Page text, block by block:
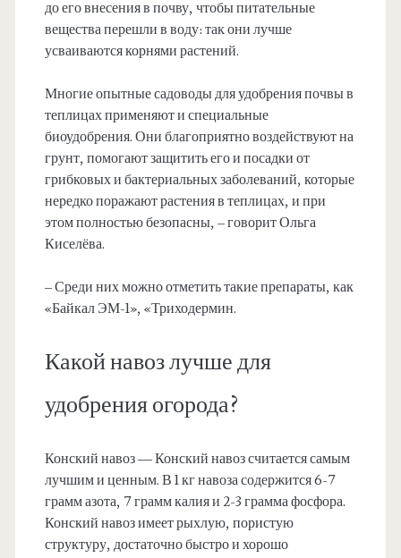
до его внесения в почву, чтобы питательные
вещества перешли в воду: так они лучше
усваиваются корнями растений.
Многие опытные садоводы для удобрения почвы в
теплицах применяют и специальные
биоудобрения. Они благоприятно воздействуют на
грунт, помогают защитить его и посадки от
грибковых и бактериальных заболеваний, которые
нередко поражают растения в теплицах, и при
этом полностью безопасны, – говорит Ольга
Киселёва.
– Среди них можно отметить такие препараты, как
«Байкал ЭМ-1», «Триходермин.
Какой навоз лучше для
удобрения огорода?
Конский навоз — Конский навоз считается самым
лучшим и ценным. В 1 кг навоза содержится 6-7
грамм азота, 7 грамм калия и 2-3 грамма фосфора.
Конский навоз имеет рыхлую, пористую
структуру, достаточно быстро и хорошо